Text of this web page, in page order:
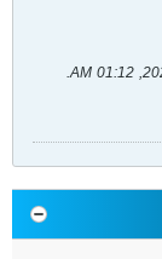
.